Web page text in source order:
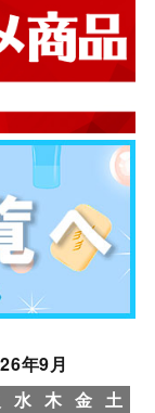
年9月
水 木 金 土